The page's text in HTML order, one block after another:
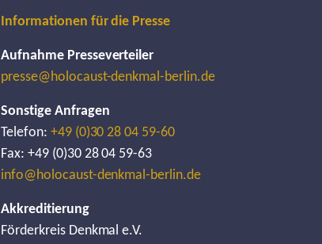
Informationen für die Presse
Aufnahme Presseverteiler
presse@holocaust-denkmal-berlin.de
Sonstige Anfragen
Telefon: +49 (0)30 28 04 59-60
Fax: +49 (0)30 28 04 59-63
info@holocaust-denkmal-berlin.de
Akkreditierung
Förderkreis Denkmal e.V.